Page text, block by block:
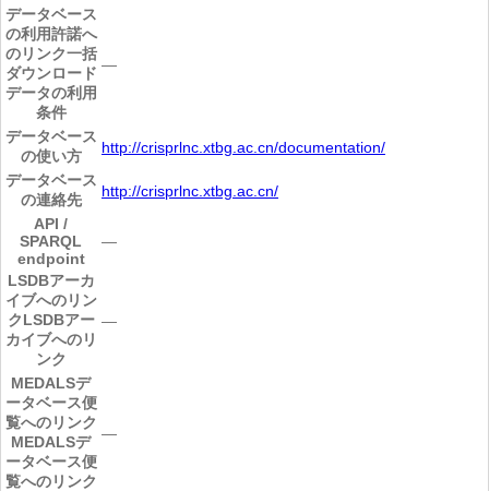
データベース
の利用許諾へ
のリンク一括
ダウンロード
データの利用
条件
―
データベース
の使い方
http://crisprlnc.xtbg.ac.cn/documentation/
データベース
の連絡先
http://crisprlnc.xtbg.ac.cn/
API /
SPARQL
endpoint
―
LSDBアーカ
イブへのリン
クLSDBアー
カイブへのリ
ンク
―
MEDALSデ
ータベース便
覧へのリンク
MEDALSデ
ータベース便
覧へのリンク
―